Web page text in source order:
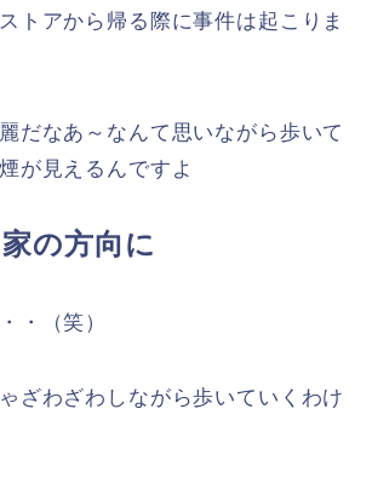
トアから帰る際に事件は起こりま
だなあ～なんて思いながら歩いて
が見えるんですよ
の方向に
・（笑）
ざわざわしながら歩いていくわけ